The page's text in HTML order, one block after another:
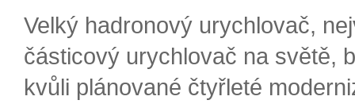
Velký hadronový urychlovač,
částicový urychlovač na světě,
kvůli plánované čtyřleté